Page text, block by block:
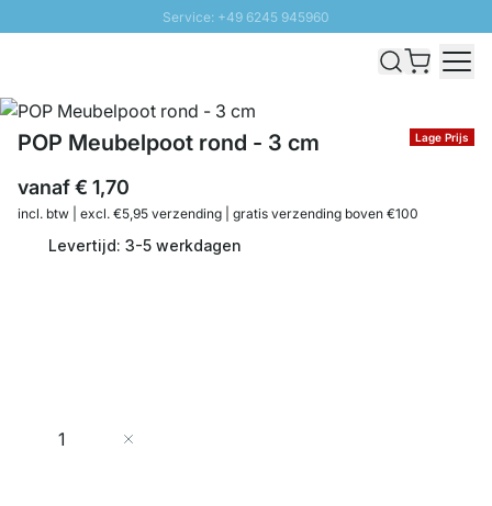
Service: +49 6245 945960
Snelle levering - Gratis verzending vanaf €100
SUNNY SALE: Tot 20% korting
Lage Prijs
POP Meubelpoot rond - 3 cm
vanaf€ 1,70
incl. btw | excl. €5,95 verzending | gratis verzending boven €100
Levertijd: 3-5 werkdagen
Aantal